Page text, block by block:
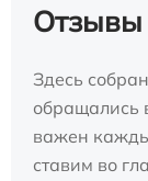
Отзывы
Здесь
обращались
важен
ставим во